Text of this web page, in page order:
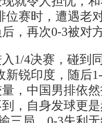
位赛时，遭遇老
，再次0-3被对
4决赛，碰到
新锐印度，随后
，中国男排依
，自身发球更